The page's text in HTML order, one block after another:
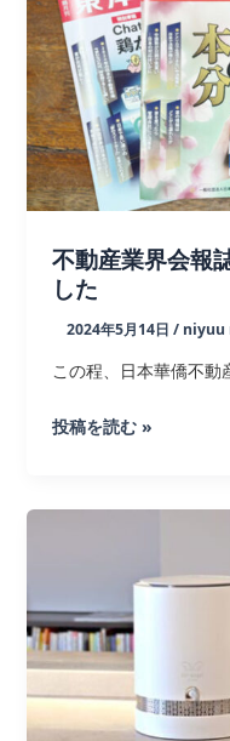
便
利
グ
ッ
ズ
｜
販
ノ
ベ
ル
ィ
作
不動産業界会報
した
2024年5月14日 / niyuu
この程、日本華僑不動
不
業
報
誌
‘東
洋
投
投稿を読む »